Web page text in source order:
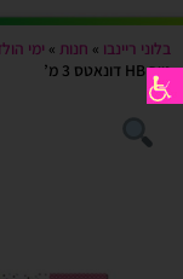
בלוני ריינבו » חנות » ימי
נייר HB דונאטס 3 מ’